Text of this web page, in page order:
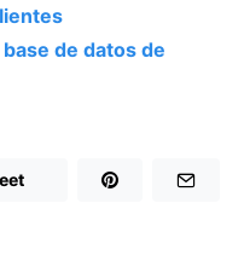
de datos de